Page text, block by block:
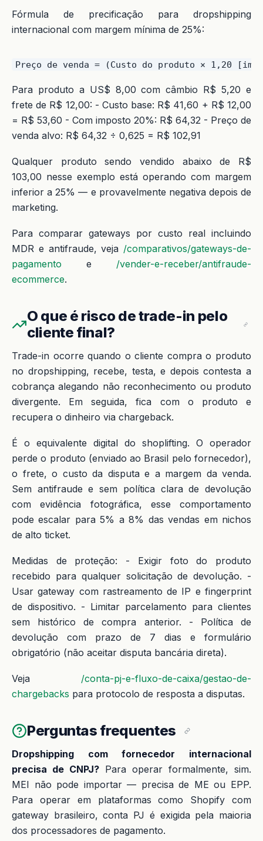
Fórmula de precificação para dropshipping
internacional com margem mínima de 25%:
Para produto a US$ 8,00 com câmbio R$ 5,20 e
frete de R$ 12,00: - Custo base: R$ 41,60 + R$ 12,00
= R$ 53,60 - Com imposto 20%: R$ 64,32 - Preço de
venda alvo: R$ 64,32 ÷ 0,625 = R$ 102,91
Qualquer produto sendo vendido abaixo de R$
103,00 nesse exemplo está operando com margem
inferior a 25% — e provavelmente negativa depois de
marketing.
Para comparar gateways por custo real incluindo
MDR e antifraude, veja /comparativos/gateways-de-
pagamento e /vender-e-receber/antifraude-
ecommerce.
O que é risco de trade-in pelo
cliente final?
Trade-in ocorre quando o cliente compra o produto
no dropshipping, recebe, testa, e depois contesta a
cobrança alegando não reconhecimento ou produto
divergente. Em seguida, fica com o produto e
recupera o dinheiro via chargeback.
É o equivalente digital do shoplifting. O operador
perde o produto (enviado ao Brasil pelo fornecedor),
o frete, o custo da disputa e a margem da venda.
Sem antifraude e sem política clara de devolução
com evidência fotográfica, esse comportamento
pode escalar para 5% a 8% das vendas em nichos
de alto ticket.
Medidas de proteção: - Exigir foto do produto
recebido para qualquer solicitação de devolução. -
Usar gateway com rastreamento de IP e fingerprint
de dispositivo. - Limitar parcelamento para clientes
sem histórico de compra anterior. - Política de
devolução com prazo de 7 dias e formulário
obrigatório (não aceitar disputa bancária direta).
Veja /conta-pj-e-fluxo-de-caixa/gestao-de-
chargebacks para protocolo de resposta a disputas.
Perguntas frequentes
Dropshipping com fornecedor internacional
precisa de CNPJ? Para operar formalmente, sim.
MEI não pode importar — precisa de ME ou EPP.
Para operar em plataformas como Shopify com
gateway brasileiro, conta PJ é exigida pela maioria
dos processadores de pagamento.